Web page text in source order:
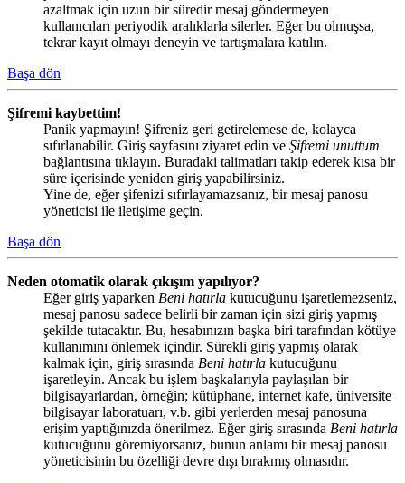
azaltmak için uzun bir süredir mesaj göndermeyen
kullanıcıları periyodik aralıklarla silerler. Eğer bu olmuşsa,
tekrar kayıt olmayı deneyin ve tartışmalara katılın.
Başa dön
Şifremi kaybettim!
Panik yapmayın! Şifreniz geri getirelemese de, kolayca
sıfırlanabilir. Giriş sayfasını ziyaret edin ve Şifremi unuttum
bağlantısına tıklayın. Buradaki talimatları takip ederek kısa bir
süre içerisinde yeniden giriş yapabilirsiniz.
Yine de, eğer şifenizi sıfırlayamazsanız, bir mesaj panosu
yöneticisi ile iletişime geçin.
Başa dön
Neden otomatik olarak çıkışım yapılıyor?
Eğer giriş yaparken Beni hatırla kutucuğunu işaretlemezseniz,
mesaj panosu sadece belirli bir zaman için sizi giriş yapmış
şekilde tutacaktır. Bu, hesabınızın başka biri tarafından kötüye
kullanımını önlemek içindir. Sürekli giriş yapmış olarak
kalmak için, giriş sırasında Beni hatırla kutucuğunu
işaretleyin. Ancak bu işlem başkalarıyla paylaşılan bir
bilgisayarlardan, örneğin; kütüphane, internet kafe, üniversite
bilgisayar laboratuarı, v.b. gibi yerlerden mesaj panosuna
erişim yaptığınızda önerilmez. Eğer giriş sırasında Beni hatırla
kutucuğunu göremiyorsanız, bunun anlamı bir mesaj panosu
yöneticisinin bu özelliği devre dışı bırakmış olmasıdır.